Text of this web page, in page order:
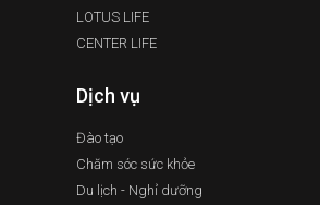
LOTUS LIFE
CENTER LIFE
Dịch vụ
Đào tạo
Chăm sóc sức khỏe
Du lịch - Nghỉ dưỡng